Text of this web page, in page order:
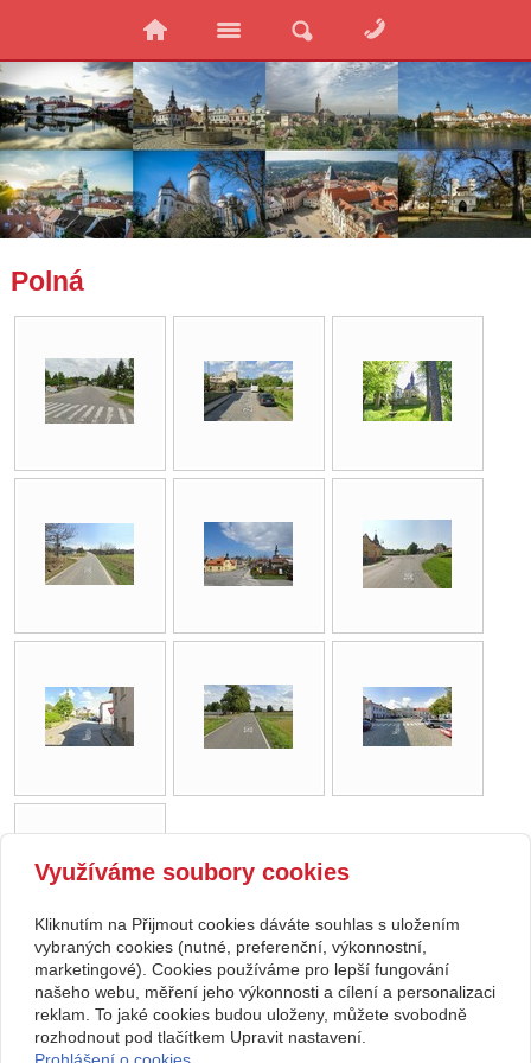
Polná
zpět
Využíváme soubory cookies
Kliknutím na Přijmout cookies dáváte souhlas s uložením
vybraných cookies (nutné, preferenční, výkonnostní,
marketingové). Cookies používáme pro lepší fungování
našeho webu, měření jeho výkonnosti a cílení a personalizaci
reklam. To jaké cookies budou uloženy, můžete svobodně
rozhodnout pod tlačítkem Upravit nastavení.